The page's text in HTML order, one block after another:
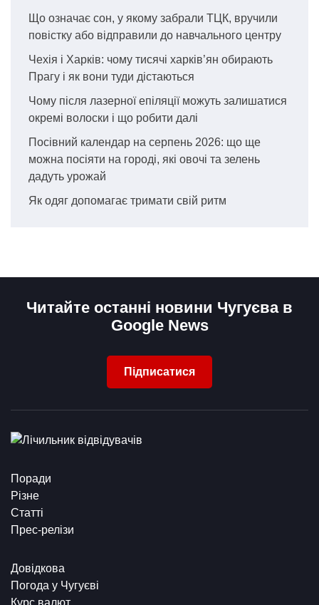
Що означає сон, у якому забрали ТЦК, вручили
повістку або відправили до навчального центру
Чехія і Харків: чому тисячі харків’ян обирають
Прагу і як вони туди дістаються
Чому після лазерної епіляції можуть залишатися
окремі волоски і що робити далі
Посівний календар на серпень 2026: що ще
можна посіяти на городі, які овочі та зелень
дадуть урожай
Як одяг допомагає тримати свій ритм
Читайте останні новини Чугуєва в
Google News
Підписатися
Поради
Різне
Статті
Прес-релізи
Довідкова
Погода у Чугуєві
Курс валют